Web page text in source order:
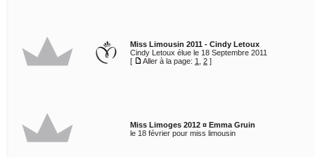
Miss Limousin 2011 - Cindy Letoux
Cindy Letoux élue le 18 Septembre 2011
[
Aller à la page: 1 2 ]
Miss Limoges 2012 ¤ Emma Gruin
le 18 février pour miss limousin